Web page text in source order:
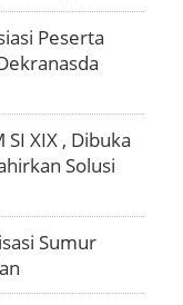
Peserta
SI XIX , Dibuka
Solusi
Sumur